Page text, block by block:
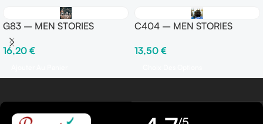
G83 – MEN STORIES
16,20 €
C404 – MEN STORIES
13,50 €